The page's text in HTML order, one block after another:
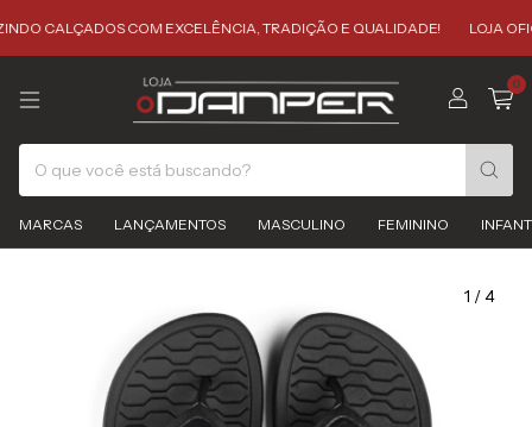
COM EXCELÊNCIA, TRADIÇÃO E QUALIDADE! LOJA OFICIAL
0
MARCAS LANÇAMENTOS MASCULINO FEMININO
1 /4